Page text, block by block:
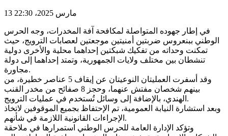
13 مارس 2025، 22:30
في إطار جهوده المتواصلة لمكافحة آفة المخدرات، وجه الحرس
الوطني ببنعروس ضربتين أمنيتين موجعتين لعصابات الترويج، حيث
تمكنت وحداته من تفكيك شبكتين إحداهما محلية والأخرى دولية
تنشطان بين مختلف ولايات الجمهورية، وتمتد إحداهما إلى دولة
مجاورة.
وقد أسفرت العمليتان النوعيتان عن إيقاف 5 عناصر خطيرة، من
بينهم شخصان مفتش عنهما، وحجز 8 صفائح من مخدر القنب
الهندي، بالإضافة إلى وسائل تُستخدم في عمليات الترويج.
وبعد استشارة النيابة العمومية، تم الإحتفاظ بجميع الموقوفين لاتخاذ
الإجراءات القانونية اللازمة في شأنهم.
وتؤكد الإدارة العامة للحرس الوطني استمرارها في ملاحقة